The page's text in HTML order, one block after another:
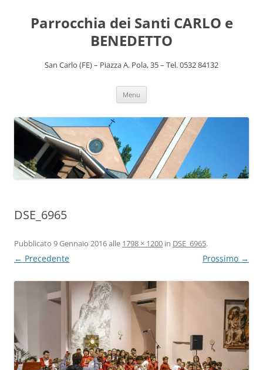
contenuto
Parrocchia dei Santi CARLO e
BENEDETTO
San Carlo (FE) – Piazza A. Pola, 35 – Tel. 0532 84132
Menu
DSE_6965
Pubblicato 9 Gennaio 2016alle 1798 × 1200 in DSE_6965.
← Precedente Prossimo →